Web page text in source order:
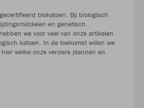
biokatoen. Bij biologisch
en genetisch
we voor veel van onze artikelen
katoen. In de toekomst willen we
welke onze verdere plannen en